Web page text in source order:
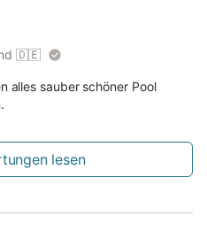
🇩🇪
alles sauber schöner Pool
lesen